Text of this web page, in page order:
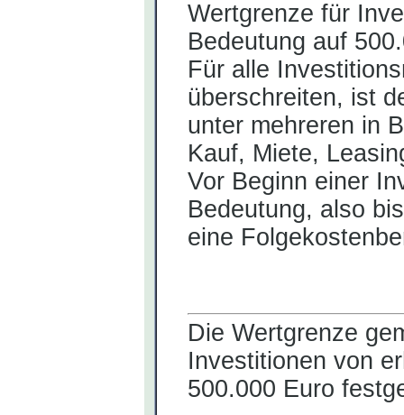
Wertgrenze für
Bedeutung auf
Für alle
überschreiten, ist
unter mehreren in
Kauf, Miete,
Vor Beginn einer
Bedeutung, also
eine
Die Wertgrenze
Investitionen von
500.000 Euro